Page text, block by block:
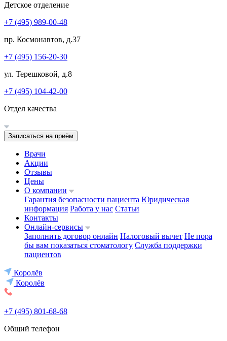
Детское отделение
+7 (495) 989-00-48
пр. Космонавтов, д.37
+7 (495) 156-20-30
ул. Терешковой, д.8
+7 (495) 104-42-00
Отдел качества
Записаться на приём
Врачи
Акции
Отзывы
Цены
О компании
Гарантия безопасности пациента Юридическая
информация Работа у нас Статьи
Контакты
Онлайн-сервисы
Заполнить договор онлайн Налоговый вычет Не пора
бы вам показаться стоматологу Служба поддержки
пациентов
Королёв
Королёв
+7 (495) 801-68-68
Общий телефон